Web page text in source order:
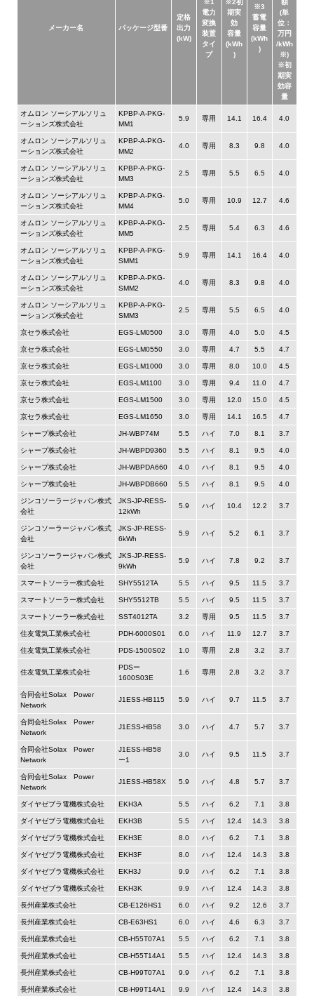
メーカー名 パッケージ型番
定格
出力
(kW)
電力
変換
装置
タイ
プ
期実
効
容量
(kWh
)
※3
蓄電
容量
(kWh
)
(単
位：
万円
/kWh
※)
※初
期実
効容
量
オムロン ソーシアルソリュ
ーションズ株式会社
KPBP-A-PKG-
MM1
5.9 専用 14.1 16.4 4.0
オムロン ソーシアルソリュ
ーションズ株式会社
KPBP-A-PKG-
MM2
4.0 専用 8.3 9.8 4.0
オムロン ソーシアルソリュ
ーションズ株式会社
KPBP-A-PKG-
MM3
2.5 専用 5.5 6.5 4.0
オムロン ソーシアルソリュ
ーションズ株式会社
KPBP-A-PKG-
MM4
5.0 専用 10.9 12.7 4.6
オムロン ソーシアルソリュ
ーションズ株式会社
KPBP-A-PKG-
MM5
2.5 専用 5.4 6.3 4.6
オムロン ソーシアルソリュ
ーションズ株式会社
KPBP-A-PKG-
SMM1
5.9 専用 14.1 16.4 4.0
オムロン ソーシアルソリュ
ーションズ株式会社
KPBP-A-PKG-
SMM2
4.0 専用 8.3 9.8 4.0
オムロン ソーシアルソリュ
ーションズ株式会社
KPBP-A-PKG-
SMM3
2.5 専用 5.5 6.5 4.0
京セラ株式会社 EGS-LM0500 3.0 専用 4.0 5.0 4.5
京セラ株式会社 EGS-LM0550 3.0 専用 4.7 5.5 4.7
京セラ株式会社 EGS-LM1000 3.0 専用 8.0 10.0 4.5
京セラ株式会社 EGS-LM1100 3.0 専用 9.4 11.0 4.7
京セラ株式会社 EGS-LM1500 3.0 専用 12.0 15.0 4.5
京セラ株式会社 EGS-LM1650 3.0 専用 14.1 16.5 4.7
シャープ株式会社 JH-WBP74M 5.5 ハイ 7.0 8.1 3.7
シャープ株式会社 JH-WBPD9360 5.5 ハイ 8.1 9.5 4.0
シャープ株式会社 JH-WBPDA660 4.0 ハイ 8.1 9.5 4.0
シャープ株式会社 JH-WBPDB660 5.5 ハイ 8.1 9.5 4.0
ジンコソーラージャパン株式
会社
JKS-JP-RESS-
12kWh
5.9 ハイ 10.4 12.2 3.7
ジンコソーラージャパン株式
会社
JKS-JP-RESS-
6kWh
5.9 ハイ 5.2 6.1 3.7
ジンコソーラージャパン株式
会社
JKS-JP-RESS-
9kWh
5.9 ハイ 7.8 9.2 3.7
スマートソーラー株式会社 SHY5512TA 5.5 ハイ 9.5 11.5 3.7
スマートソーラー株式会社 SHY5512TB 5.5 ハイ 9.5 11.5 3.7
スマートソーラー株式会社 SST4012TA 3.2 専用 9.5 11.5 3.7
住友電気工業株式会社 PDH-6000S01 6.0 ハイ 11.9 12.7 3.7
住友電気工業株式会社 PDS-1500S02 1.0 専用 2.8 3.2 3.7
住友電気工業株式会社
PDSー
1600S03E
1.6 専用 2.8 3.2 3.7
合同会社Solax Power
Network
J1ESS-HB115 5.9 ハイ 9.7 11.5 3.7
合同会社Solax Power
Network
J1ESS-HB58 3.0 ハイ 4.7 5.7 3.7
合同会社Solax Power
Network
J1ESS-HB58
ー1
3.0 ハイ 9.5 11.5 3.7
合同会社Solax Power
Network
J1ESS-HB58X 5.9 ハイ 4.8 5.7 3.7
ダイヤゼブラ電機株式会社 EKH3A 5.5 ハイ 6.2 7.1 3.8
ダイヤゼブラ電機株式会社 EKH3B 5.5 ハイ 12.4 14.3 3.8
ダイヤゼブラ電機株式会社 EKH3E 8.0 ハイ 6.2 7.1 3.8
ダイヤゼブラ電機株式会社 EKH3F 8.0 ハイ 12.4 14.3 3.8
ダイヤゼブラ電機株式会社 EKH3J 9.9 ハイ 6.2 7.1 3.8
ダイヤゼブラ電機株式会社 EKH3K 9.9 ハイ 12.4 14.3 3.8
長州産業株式会社 CB-E126HS1 6.0 ハイ 9.2 12.6 3.7
長州産業株式会社 CB-E63HS1 6.0 ハイ 4.6 6.3 3.7
長州産業株式会社 CB-H55T07A1 5.5 ハイ 6.2 7.1 3.8
長州産業株式会社 CB-H55T14A1 5.5 ハイ 12.4 14.3 3.8
長州産業株式会社 CB-H99T07A1 9.9 ハイ 6.2 7.1 3.8
長州産業株式会社 CB-H99T14A1 9.9 ハイ 12.4 14.3 3.8